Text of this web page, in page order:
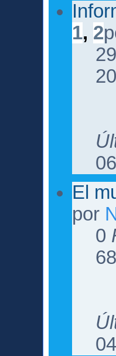
1, 2
29
El
por
0